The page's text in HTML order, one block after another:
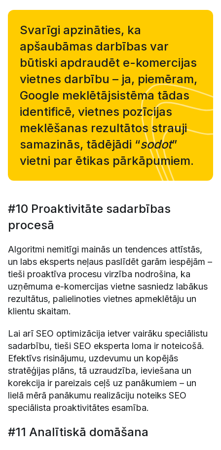
Svarīgi apzināties, ka
apšaubāmas darbības var
būtiski apdraudēt e-komercijas
vietnes darbību – ja, piemēram,
Google meklētājsistēma tādas
identificē, vietnes pozīcijas
meklēšanas rezultātos strauji
samazinās, tādējādi “sodot”
vietni par ētikas pārkāpumiem.
#10 Proaktivitāte sadarbības
procesā
Algoritmi nemitīgi mainās un tendences attīstās,
un labs eksperts neļaus paslīdēt garām iespējām –
tieši proaktīva procesu virzība nodrošina, ka
uzņēmuma e-komercijas vietne sasniedz labākus
rezultātus, palielinoties vietnes apmeklētāju un
klientu skaitam.
Lai arī SEO optimizācija ietver vairāku speciālistu
sadarbību, tieši SEO eksperta loma ir noteicošā.
Efektīvs risinājumu, uzdevumu un kopējās
stratēģijas plāns, tā uzraudzība, ieviešana un
korekcija ir pareizais ceļš uz panākumiem – un
lielā mērā panākumu realizāciju noteiks SEO
speciālista proaktivitātes esamība.
#11 Analītiskā domāšana